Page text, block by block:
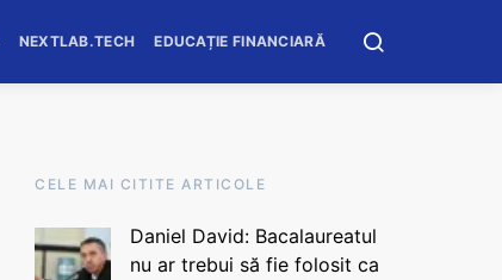
NEXTLAB.TECH EDUCAȚIE FINANCIARĂ
CELE MAI CITITE ARTICOLE
Daniel David: Bacalaureatul
nu ar trebui să fie folosit ca